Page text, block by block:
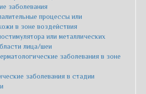
заболевания
процессы или
в зоне воздействия
или металлических
лица/шеи
заболевания в зоне
заболевания в стадии